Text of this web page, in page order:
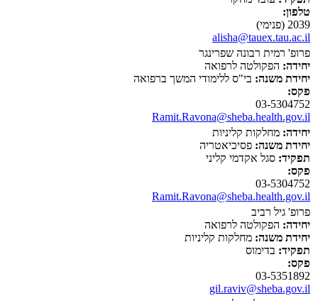
טלפון:
2039 (פנימי)
alisha@tauex.tau.ac.il
פרופ' רמית רבונה שפרינגר
יחידה: הפקולטה לרפואה
יחידת משנה: בי"ס ללימודי המשך ברפואה
פקס:
03-5304752
Ramit.Ravona@sheba.health.gov.il
יחידה: מחלקות קליניות
יחידת משנה: פסיכיאטריה
תפקיד: סגל אקדמי קליני
פקס:
03-5304752
Ramit.Ravona@sheba.health.gov.il
פרופ' גיל רביב
יחידה: הפקולטה לרפואה
יחידת משנה: מחלקות קליניות
תפקיד: בדימוס
פקס:
03-5351892
gil.raviv@sheba.gov.il